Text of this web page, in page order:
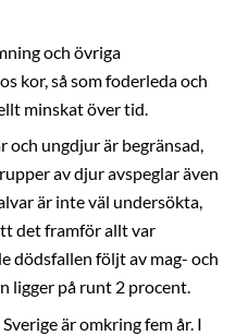
och övriga
kor, så som foderleda och
minskat över tid.
och ungdjur är begränsad,
av djur avspeglar även
är inte väl undersökta,
det framför allt var
dödsfallen följt av mag- och
ligger på runt 2 procent.
är omkring fem år. I